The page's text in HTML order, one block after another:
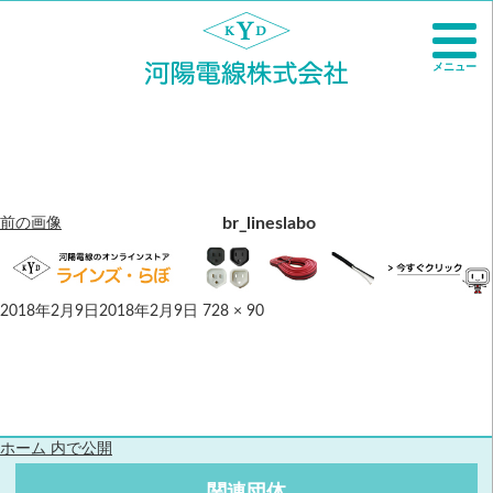
前の画像 br_lineslabo
2018年2月9日 2018年2月9日 728 × 90
ホーム 内で公開
メニュー